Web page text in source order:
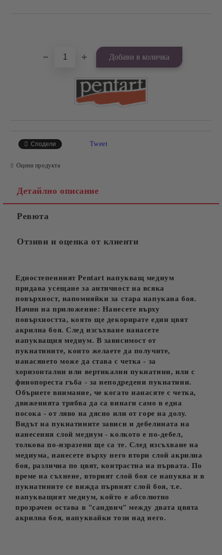
Сподели Tweet
Оцени продукта
Детайлно описание
Ревюта
Отзиви и оценка от клиенти
Едностепенният Pentart напукващ медиум
придава усещане за античност на всяка
повърхност, напомняйки за стара напукана боя.
Начин на приложение: Нанесете върху
повърхността, която ще декорирате един цвят
акрилна боя. След изсъхване нанасете
напукващия медиум. В зависимост от
пукнатините, които желаете да получите,
нанасянето може да става с четка - за
хоризонтални или вертикални пукнатини, или с
финопореста гъба - за неподредени пукнатини.
Обърнете внимание, че когато нанасяте с четка,
движенията трябва да са винаги само в една
посока - от ляво на дясно или от горе на долу.
Видът на пукнатините зависи и дебелината на
нанесения слой медиум - колкото е по-дебел,
толкова по-изразени ще са те. След изсъхване на
медиума, нанесете върху него втори слой акрилна
боя, различна по цвят, контрастна на първата. По
време на съхнене, вторият слой боя се напуква и в
пукнатините се вижда първият слой боя, т.е.
напукващият медиум, който е абсолютно
прозрачен остава в "сандвич" между двата цвята
акрилна боя, напуквайки този над него.